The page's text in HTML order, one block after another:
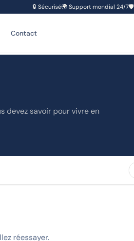
🔒 Sécurisé🌍Support mondial 24/7🛡️
Contact
devez savoir pour vivre en
réessayer.